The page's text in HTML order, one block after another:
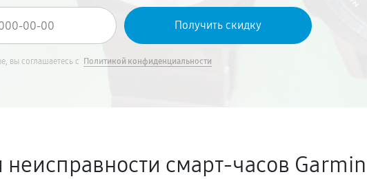
вы соглашаетесь с Политикой конфиденциальности
смарт-часов